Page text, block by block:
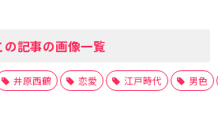
の記事の画像一覧
井原西鶴 恋愛 江戸時代 男色